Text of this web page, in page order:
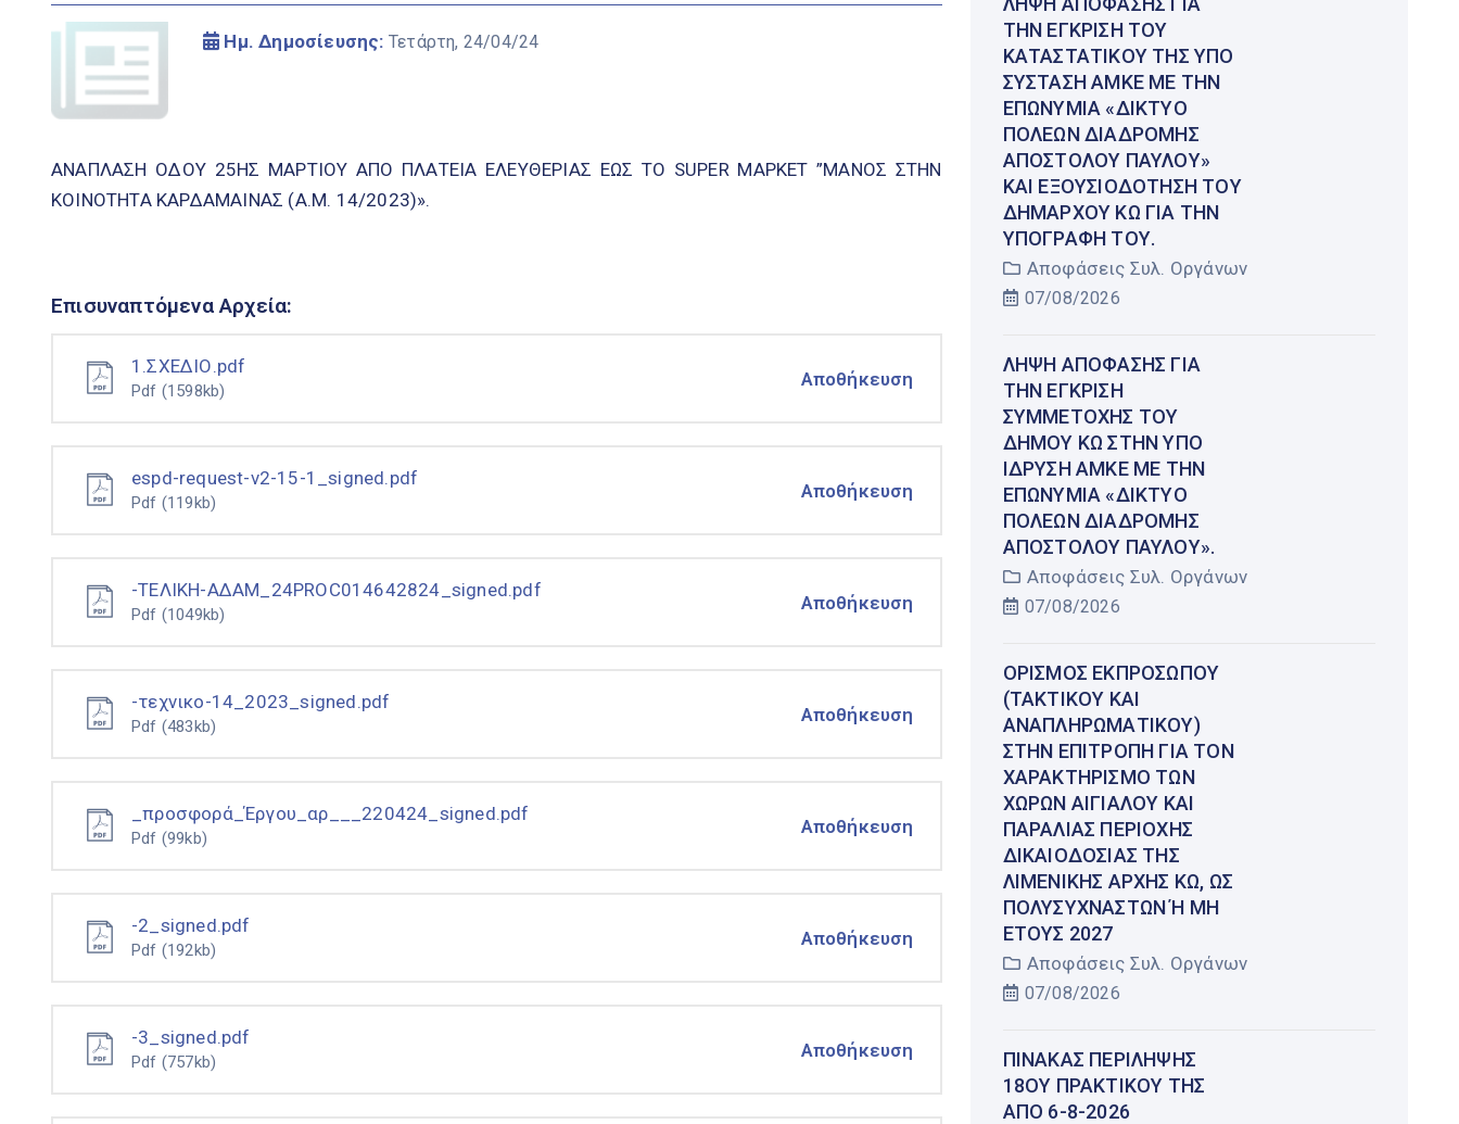
Ημ. Δημοσίευσης: Τετάρτη, 24/04/24
ΑΝΑΠΛΑΣΗ ΟΔΟΥ 25ΗΣ ΜΑΡΤΙΟΥ ΑΠΟ ΠΛΑΤΕΙΑ ΕΛΕΥΘΕΡΙΑΣ ΕΩΣ ΤΟ SUPER ΜΑΡΚΕΤ ”ΜΑΝΟΣ ΣΤΗΝ
ΚΟΙΝΟΤΗΤΑ ΚΑΡΔΑΜΑΙΝΑΣ (Α.Μ. 14/2023)».
Επισυναπτόμενα Αρχεία:
1.ΣΧΕΔΙΟ.pdf
Pdf (1598kb)
Αποθήκευση
espd-request-v2-15-1_signed.pdf
Pdf (119kb)
Αποθήκευση
-ΤΕΛΙΚΗ-ΑΔΑΜ_24PROC014642824_signed.pdf
Pdf (1049kb)
Αποθήκευση
-τεχνικο-14_2023_signed.pdf
Pdf (483kb)
Αποθήκευση
_προσφορά_Έργου_αρ___220424_signed.pdf
Pdf (99kb)
Αποθήκευση
-2_signed.pdf
Pdf (192kb)
Αποθήκευση
-3_signed.pdf
Pdf (757kb)
Αποθήκευση
ΤΗΝ ΈΓΚΡΙΣΗ ΤΟΥ
ΚΑΤΑΣΤΑΤΙΚΟΎ ΤΗΣ ΥΠΌ
ΣΎΣΤΑΣΗ ΑΜΚΕ ΜΕ ΤΗΝ
ΕΠΩΝΥΜΊΑ «ΔΊΚΤΥΟ
ΠΌΛΕΩΝ ΔΙΑΔΡΟΜΉΣ
ΑΠΟΣΤΌΛΟΥ ΠΑΎΛΟΥ»
ΚΑΙ ΕΞΟΥΣΙΟΔΌΤΗΣΗ ΤΟΥ
ΔΗΜΆΡΧΟΥ ΚΩ ΓΙΑ ΤΗΝ
ΥΠΟΓΡΑΦΉ ΤΟΥ.
Αποφάσεις Συλ. Οργάνων
07/08/2026
ΛΉΨΗ ΑΠΌΦΑΣΗΣ ΓΙΑ
ΤΗΝ ΈΓΚΡΙΣΗ
ΣΥΜΜΕΤΟΧΉΣ ΤΟΥ
ΔΉΜΟΥ ΚΩ ΣΤΗΝ ΥΠΌ
ΊΔΡΥΣΗ ΑΜΚΕ ΜΕ ΤΗΝ
ΕΠΩΝΥΜΊΑ «ΔΊΚΤΥΟ
ΠΌΛΕΩΝ ΔΙΑΔΡΟΜΉΣ
ΑΠΟΣΤΌΛΟΥ ΠΑΎΛΟΥ».
Αποφάσεις Συλ. Οργάνων
07/08/2026
ΟΡΙΣΜΌΣ ΕΚΠΡΟΣΏΠΟΥ
(ΤΑΚΤΙΚΟΎ ΚΑΙ
ΑΝΑΠΛΗΡΩΜΑΤΙΚΟΎ)
ΣΤΗΝ ΕΠΙΤΡΟΠΉ ΓΙΑ ΤΟΝ
ΧΑΡΑΚΤΗΡΙΣΜΌ ΤΩΝ
ΧΏΡΩΝ ΑΙΓΙΑΛΟΎ ΚΑΙ
ΠΑΡΑΛΊΑΣ ΠΕΡΙΟΧΉΣ
ΔΙΚΑΙΟΔΟΣΊΑΣ ΤΗΣ
ΛΙΜΕΝΙΚΉΣ ΑΡΧΉΣ ΚΩ, ΩΣ
ΠΟΛΥΣΎΧΝΑΣΤΩΝ Ή ΜΗ Έ
ΤΟΥΣ 2027
Αποφάσεις Συλ. Οργάνων
07/08/2026
ΠΊΝΑΚΑΣ ΠΕΡΊΛΗΨΗΣ
18ΟΥ ΠΡΑΚΤΙΚΟΎ ΤΗΣ
ΑΠΌ 6-8-2026